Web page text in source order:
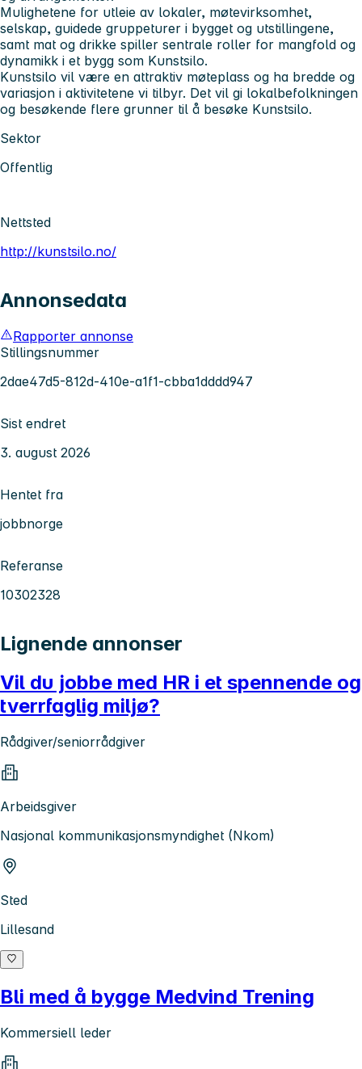
Mulighetene for utleie av lokaler, møtevirksomhet,
selskap, guidede gruppeturer i bygget og utstillingene,
samt mat og drikke spiller sentrale roller for mangfold og
dynamikk i et bygg som Kunstsilo.
Kunstsilo vil være en attraktiv møteplass og ha bredde og
variasjon i aktivitetene vi tilbyr. Det vil gi lokalbefolkningen
og besøkende flere grunner til å besøke Kunstsilo.
Sektor
Offentlig
Nettsted
http://kunstsilo.no/
Annonsedata
Rapporter annonse
Stillingsnummer
2dae47d5-812d-410e-a1f1-cbba1dddd947
Sist endret
3. august 2026
Hentet fra
jobbnorge
Referanse
10302328
Lignende annonser
Vil du jobbe med HR i et spennende og
tverrfaglig miljø?
Rådgiver/seniorrådgiver
Arbeidsgiver
Nasjonal kommunikasjonsmyndighet (Nkom)
Sted
Lillesand
Bli med å bygge Medvind Trening
Kommersiell leder